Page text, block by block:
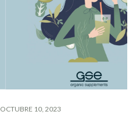
OCTUBRE 10, 2023